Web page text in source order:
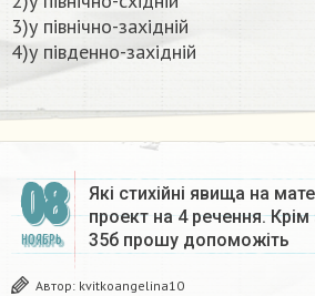
3)у північно-західній
4)у південно-західній​
08
НОЯБРЬ
Які стихійні явища на
проект на 4 речення.
35б прошу допоможіть​
Автор: kvitkoangelina10